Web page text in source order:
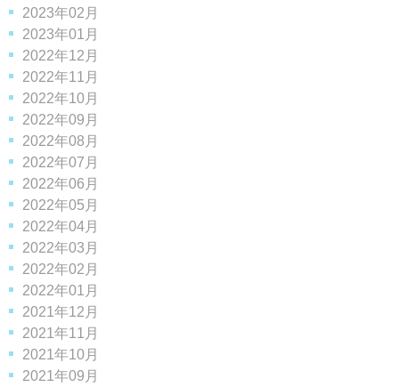
2023年02月
2023年01月
2022年12月
2022年11月
2022年10月
2022年09月
2022年08月
2022年07月
2022年06月
2022年05月
2022年04月
2022年03月
2022年02月
2022年01月
2021年12月
2021年11月
2021年10月
2021年09月